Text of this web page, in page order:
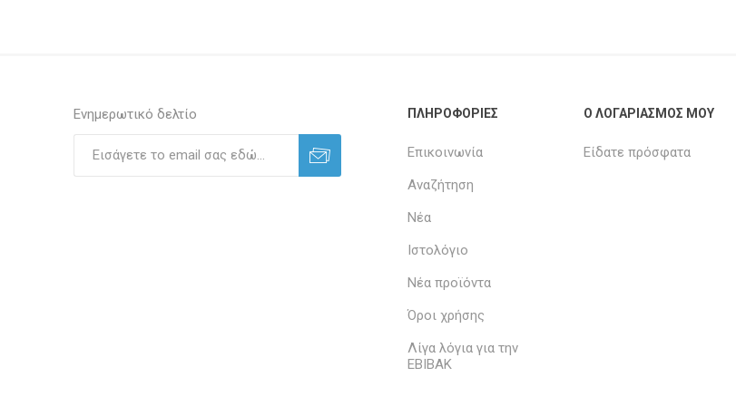
Ενημερωτικό δελτίο ΠΛΗΡΟΦΟΡΊΕΣ
Επικοινωνία
Αναζήτηση
Νέα
Ιστολόγιο
Νέα προϊόντα
Όροι χρήσης
Λίγα λόγια για την
ΕΒΙΒΑΚ
Ο ΛΟΓΑΡΙΑΣΜΌΣ ΜΟΥ
Είδατε πρόσφατα